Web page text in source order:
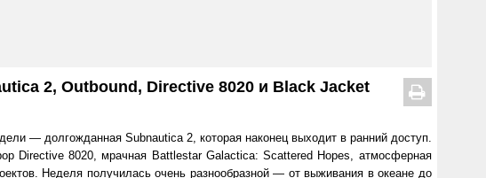
2, Outbound, Directive 8020 и Black Jacket
— долгожданная Subnautica 2, которая наконец выходит в ранний доступ.
Directive 8020, мрачная Battlestar Galactica: Scattered Hopes, атмосферная
Неделя получилась очень разнообразной — от выживания в океане до